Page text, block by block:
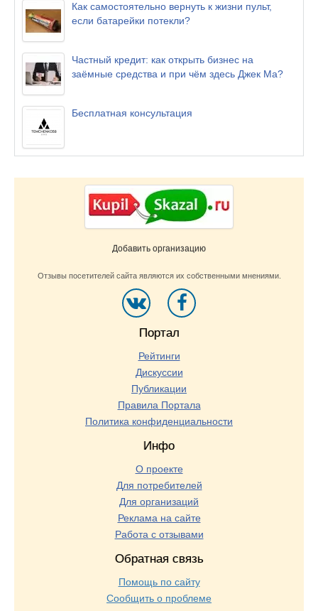
Как самостоятельно вернуть к жизни пульт,
если батарейки потекли?
Частный кредит: как открыть бизнес на
заёмные средства и при чём здесь Джек Ма?
Бесплатная консультация
Добавить организацию
Отзывы посетителей сайта являются их собственными мнениями.
Портал
Рейтинги
Дискуссии
Публикации
Правила Портала
Политика конфиденциальности
Инфо
О проекте
Для потребителей
Для организаций
Реклама на сайте
Работа с отзывами
Обратная связь
Помощь по сайту
Сообщить о проблеме